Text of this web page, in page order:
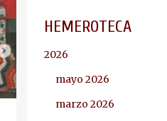
HEMEROTECA
2026
mayo 2026
marzo 2026